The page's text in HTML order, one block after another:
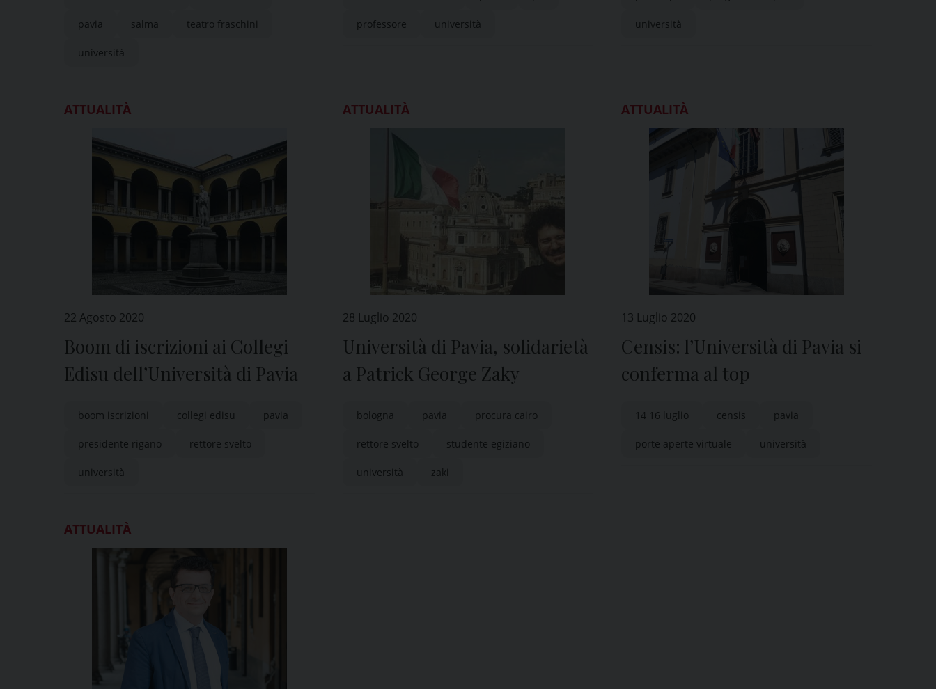
pavia salma teatro fraschini
università
professore università università
ATTUALITÀ
22 Agosto 2020
Boom di iscrizioni ai Collegi
Edisu dell’Università di Pavia
boom iscrizioni collegi edisu pavia
presidente rigano rettore svelto
università
ATTUALITÀ
28 Luglio 2020
Università di Pavia, solidarietà
a Patrick George Zaky
bologna pavia procura cairo
rettore svelto studente egiziano
università zaki
ATTUALITÀ
13 Luglio 2020
Censis: l’Università di Pavia si
conferma al top
14 16 luglio censis pavia
porte aperte virtuale università
ATTUALITÀ